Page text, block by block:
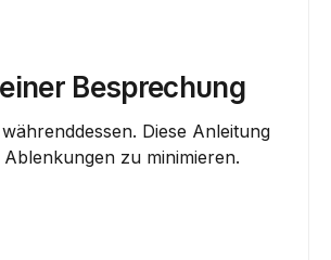
Besprechung
Diese Anleitung
zu minimieren.